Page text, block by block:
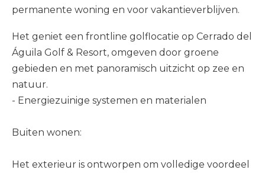
permanente woning en voor vakantieverblijven.
Het geniet een frontline golflocatie op Cerrado del
Águila Golf & Resort, omgeven door groene
gebieden en met panoramisch uitzicht op zee en
natuur.
- Energiezuinige systemen en materialen
Buiten wonen:
Het exterieur is ontworpen om volledige voordeel